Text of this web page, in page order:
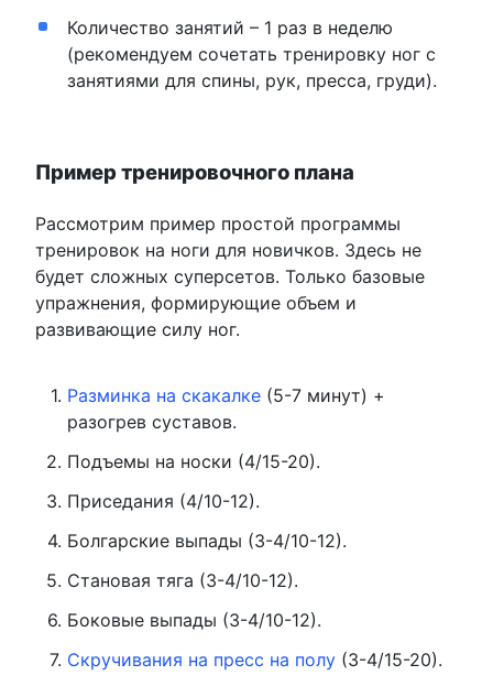
Количество занятий – 1 раз в неделю
(рекомендуем сочетать тренировку ног с
занятиями для спины, рук, пресса, груди).
Пример тренировочного плана
Рассмотрим пример простой программы
тренировок на ноги для новичков. Здесь не
будет сложных суперсетов. Только базовые
упражнения, формирующие объем и
развивающие силу ног.
Разминка на скакалке(5-7 минут) +
разогрев суставов.
Подъемы на носки (4/15-20).
Приседания (4/10-12).
Болгарские выпады (3-4/10-12).
Становая тяга (3-4/10-12).
Боковые выпады (3-4/10-12).
Скручивания на пресс на полу(3-4/15-20).